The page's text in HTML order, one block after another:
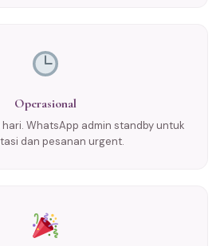
Operasional
WhatsApp admin standby untuk
dan pesanan urgent.